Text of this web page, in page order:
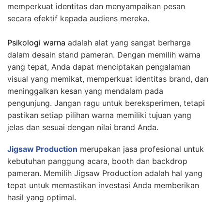
memperkuat identitas dan menyampaikan pesan
secara efektif kepada audiens mereka.
Psikologi warna adalah alat yang sangat berharga
dalam desain stand pameran. Dengan memilih warna
yang tepat, Anda dapat menciptakan pengalaman
visual yang memikat, memperkuat identitas brand, dan
meninggalkan kesan yang mendalam pada
pengunjung. Jangan ragu untuk bereksperimen, tetapi
pastikan setiap pilihan warna memiliki tujuan yang
jelas dan sesuai dengan nilai brand Anda.
Jigsaw Production merupakan jasa profesional untuk
kebutuhan panggung acara, booth dan backdrop
pameran. Memilih Jigsaw Production adalah hal yang
tepat untuk memastikan investasi Anda memberikan
hasil yang optimal.